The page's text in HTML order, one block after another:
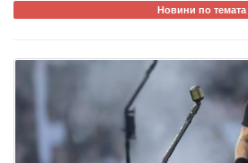
Новини по темата